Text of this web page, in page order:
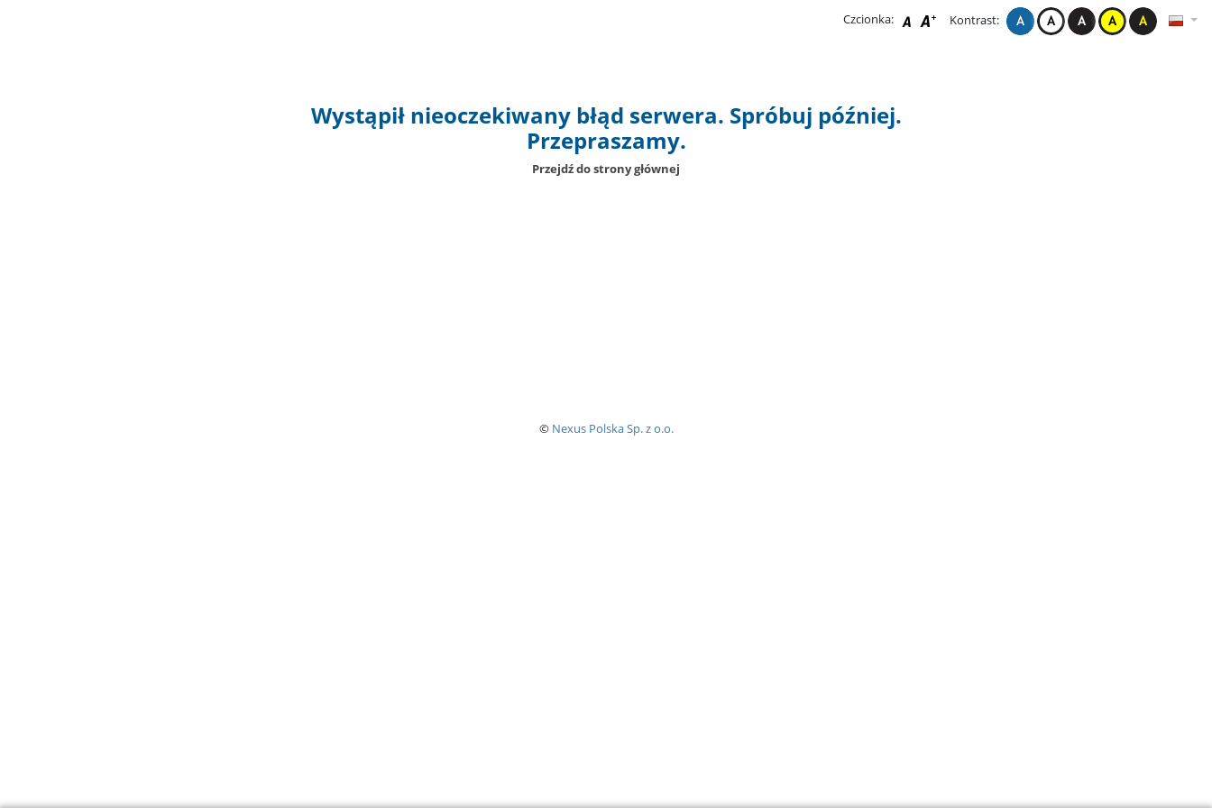
Czcionka: Kontrast:
Wystąpił nieoczekiwany błąd serwera. Spróbuj później.
Przepraszamy.
Przejdź do strony głównej
© Nexus Polska Sp. z o.o.